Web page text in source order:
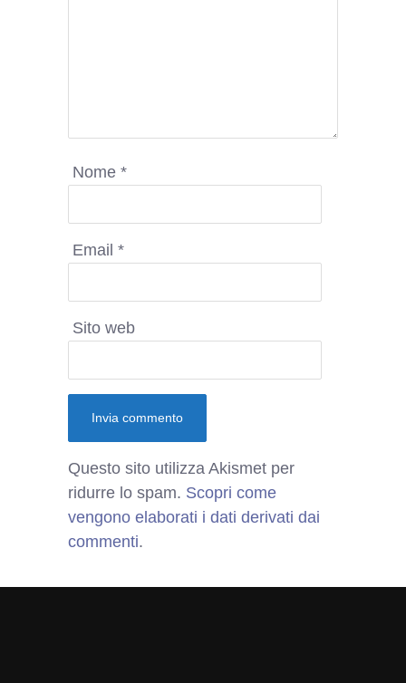
Nome *
Email *
Sito web
Questo sito utilizza Akismet per
ridurre lo spam. Scopri come
vengono elaborati i dati derivati dai
commenti.